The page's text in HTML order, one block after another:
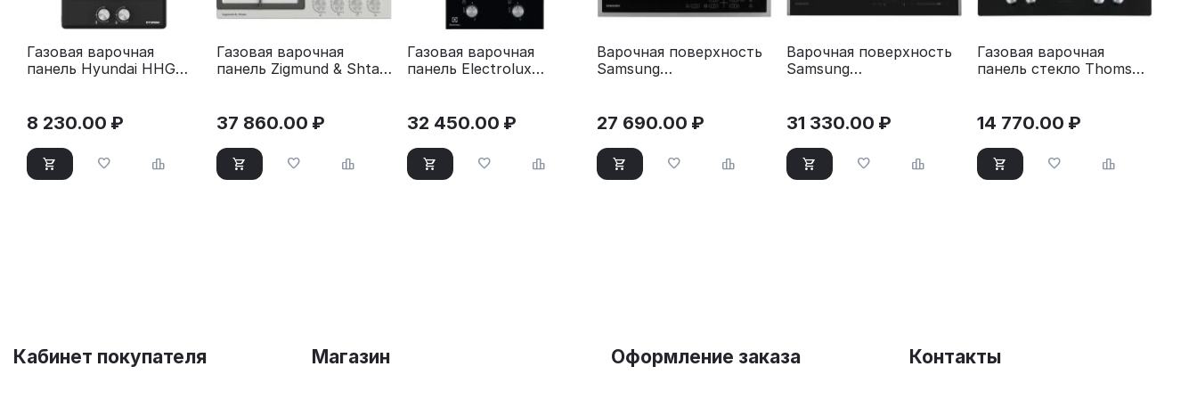
Газовая варочная
панель Hyundai HHG
8 230.00 ₽
Газовая варочная
панель Zigmund & Shtain
37 860.00 ₽
Газовая варочная
панель Electrolux
32 450.00 ₽
Варочная поверхность
Samsung
27 690.00 ₽
Варочная поверхность
Samsung
31 330.00 ₽
Газовая варочная
панель стекло Thomson
14 770.00 ₽
Кабинет покупателя Магазин Оформление заказа Контакты